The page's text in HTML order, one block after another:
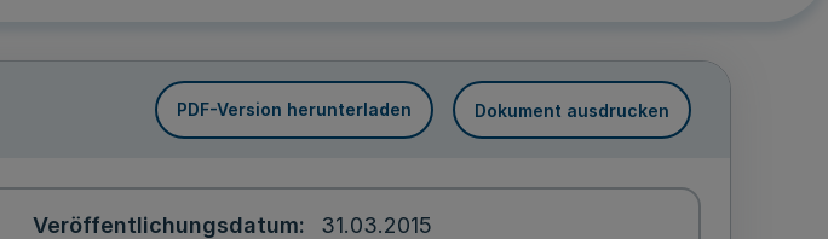
PDF-Version herunterladen Dokument ausdrucken
Veröffentlichungsdatum
31.03.2015